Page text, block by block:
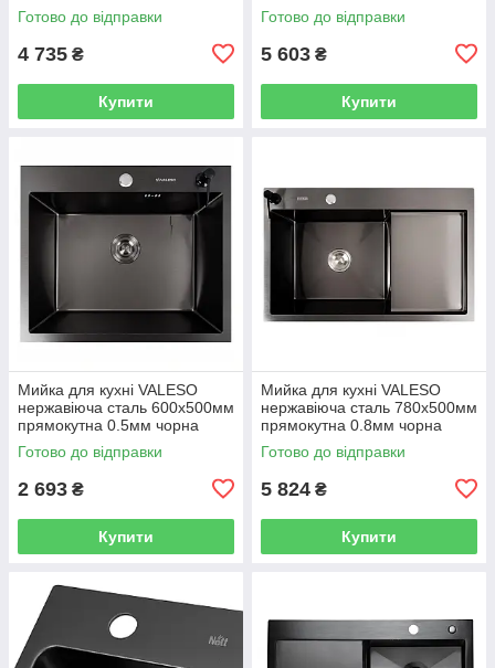
Готово до відправки
4 735 ₴
Купити
Готово до відправки
5 603 ₴
Купити
Мийка для кухні VALESO
нержавіюча сталь 600x500мм
прямокутна 0.5мм чорна
PLS-A44310
Готово до відправки
2 693 ₴
Купити
Мийка для кухні VALESO
нержавіюча сталь 780x500мм
прямокутна 0.8мм чорна
PLS-A43039
Готово до відправки
5 824 ₴
Купити